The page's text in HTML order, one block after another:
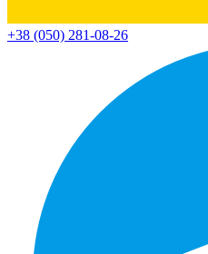
+38 (050) 281-08-26